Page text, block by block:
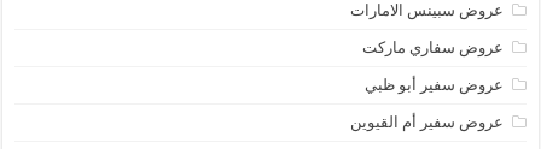
عروض سبينس الامارات
عروض سفاري ماركت
عروض سفير أبو ظبي
عروض سفير أم القيوين